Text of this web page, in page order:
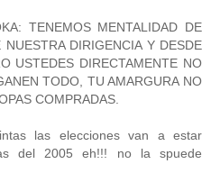
TENEMOS MENTALIDAD DE
DIRIGENCIA Y DESDE
USTEDES DIRECTAMENTE NO
TODO, TU AMARGURA NO
COMPRADAS.
las elecciones van a estar
del 2005 eh!!! no la spuede